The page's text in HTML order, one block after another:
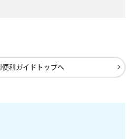
便利ガイドトップへ